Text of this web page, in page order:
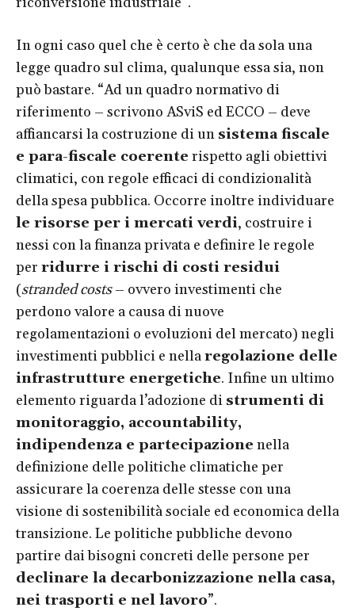
In ogni caso quel che è certo è che da sola una
legge quadro sul clima, qualunque essa sia, non
può bastare. “Ad un quadro normativo di
riferimento – scrivono ASviS ed ECCO – deve
affiancarsi la costruzione di un sistema fiscale
e para-fiscale coerente rispetto agli obiettivi
climatici, con regole efficaci di condizionalità
della spesa pubblica. Occorre inoltre individuare
le risorse per i mercati verdi, costruire i
nessi con la finanza privata e definire le regole
per ridurre i rischi di costi residui
(stranded costs– ovvero investimenti che
perdono valore a causa di nuove
regolamentazioni o evoluzioni del mercato) negli
investimenti pubblici e nellaregolazione delle
infrastrutture energetiche. Infine un ultimo
elemento riguarda l’adozione di strumenti di
monitoraggio, accountability,
indipendenza e partecipazione nella
definizione delle politiche climatiche per
assicurare la coerenza delle stesse con una
visione di sostenibilità sociale ed economica della
transizione. Le politiche pubbliche devono
partire dai bisogni concreti delle persone per
declinare la decarbonizzazione nella casa,
nei trasporti e nel lavoro”.